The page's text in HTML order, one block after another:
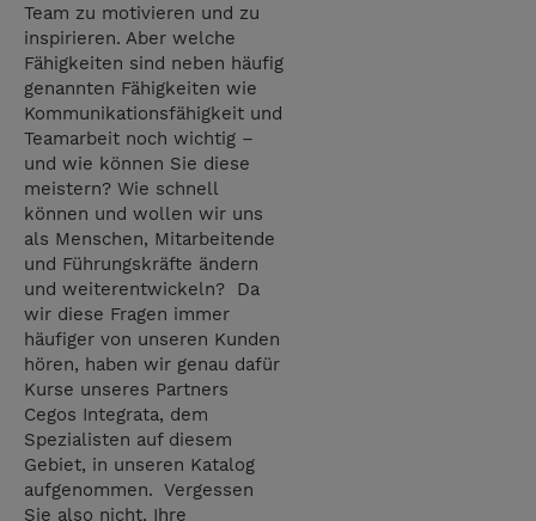
Team zu motivieren und zu
inspirieren. Aber welche
Fähigkeiten sind neben häufig
genannten Fähigkeiten wie
Kommunikationsfähigkeit und
Teamarbeit noch wichtig –
und wie können Sie diese
meistern? Wie schnell
können und wollen wir uns
als Menschen, Mitarbeitende
und Führungskräfte ändern
und weiterentwickeln? Da
wir diese Fragen immer
häufiger von unseren Kunden
hören, haben wir genau dafür
Kurse unseres Partners
Cegos Integrata, dem
Spezialisten auf diesem
Gebiet, in unseren Katalog
aufgenommen. Vergessen
Sie also nicht, Ihre